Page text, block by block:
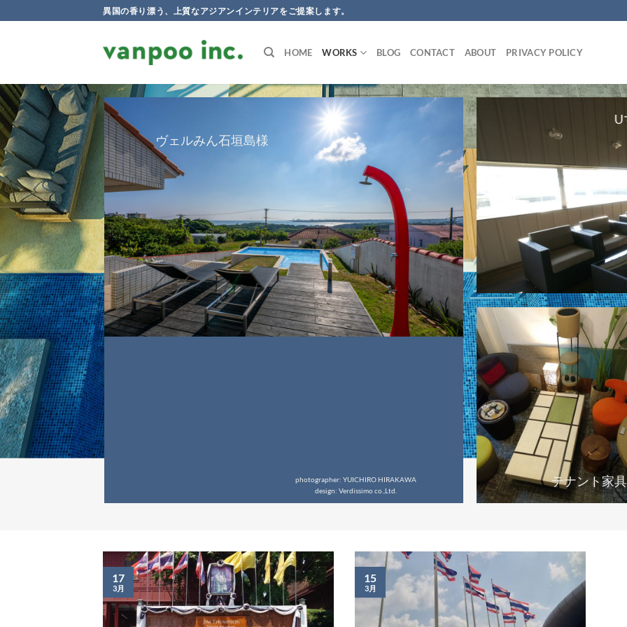
to
異国の香り漂う、上質なアジアンインテリアをご提案します。
HOME WORKS BLOG CONTACT ABOUT PRIVACY POLICY
ヴェルみん石垣島様
photographer: YUICHIRO HIRAKAWA
design: Verdissimo co.,Ltd.
テナント家具
17
3月
15
3月